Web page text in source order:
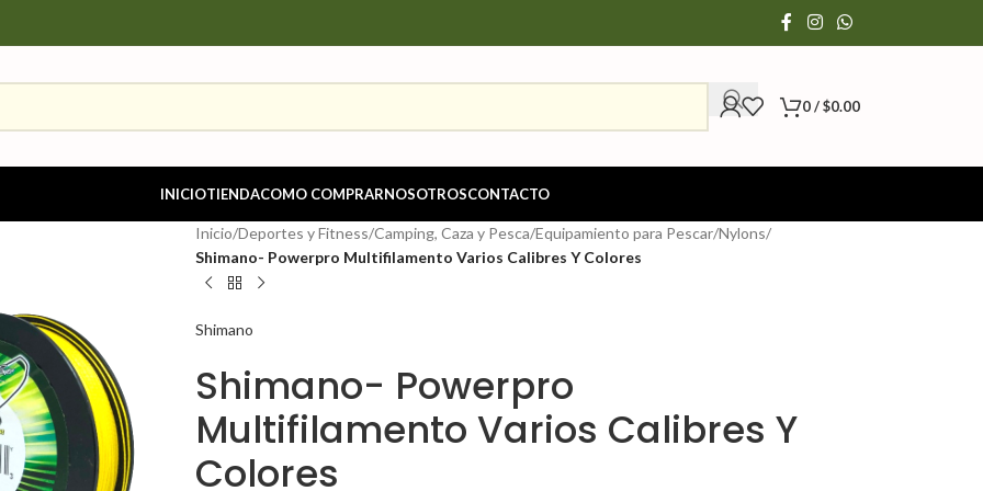
0/$0.00
INICIOTIENDACOMO COMPRARNOSOTROSCONTACTO
Inicio/Deportes y Fitness/Camping, Caza y Pesca/Equipamiento para Pescar/Nylons/
Shimano- Powerpro Multifilamento Varios Calibres Y Colores
Shimano
Shimano- Powerpro
Multifilamento Varios Calibres Y
Colores